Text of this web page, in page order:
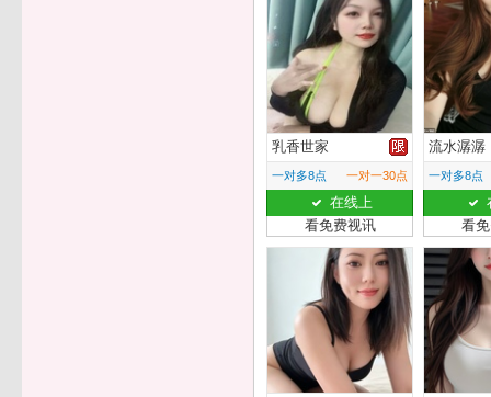
乳香世家
一对多8点 一对一30点
在线上
看免费视讯
流水潺潺
一对多8点
看